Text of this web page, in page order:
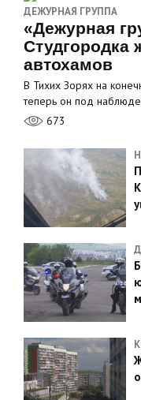
ДЕЖУРНАЯ ГРУППА
«Дежурная
Студгородка
автохамов
В Тихих Зорях на
теперь он под
673